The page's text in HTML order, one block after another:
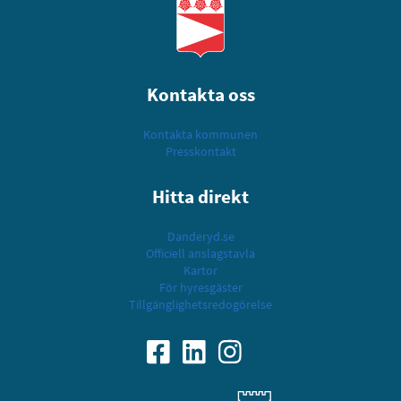
Kontakta oss
Kontakta kommunen
Presskontakt
Hitta direkt
Danderyd.se
Officiell anslagstavla
Kartor
För hyresgäster
Tillgänglighetsredogörelse